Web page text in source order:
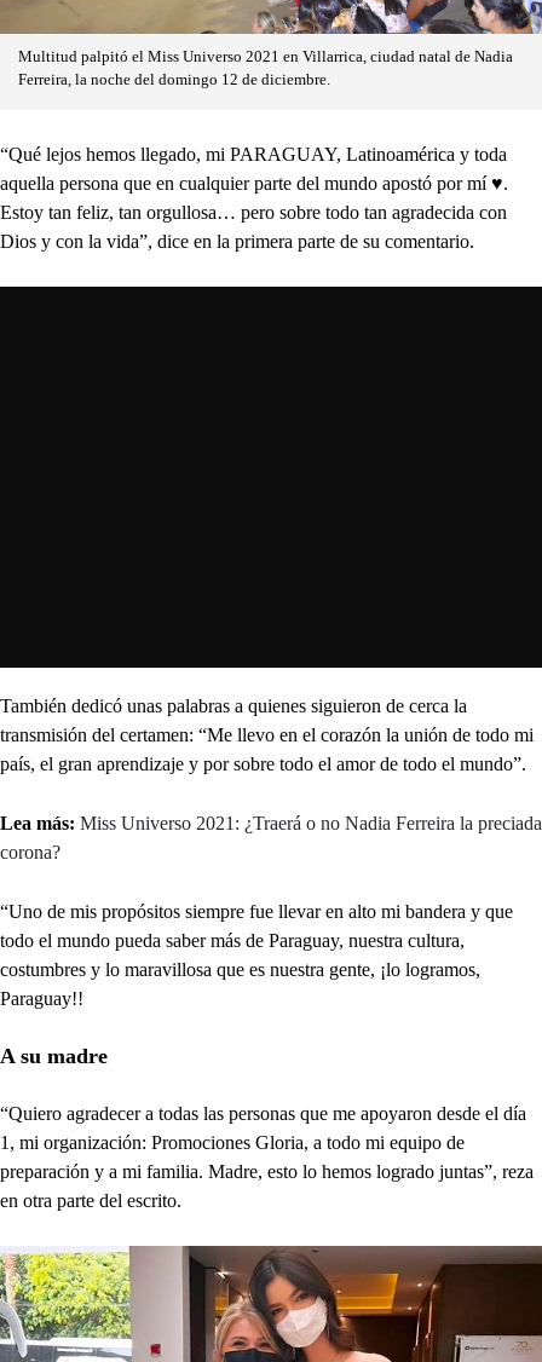
Multitud palpitó el Miss Universo 2021 en Villarrica, ciudad natal de Nadia
Ferreira, la noche del domingo 12 de diciembre.
“Qué lejos hemos llegado, mi PARAGUAY, Latinoamérica y toda
aquella persona que en cualquier parte del mundo apostó por mí ♥.
Estoy tan feliz, tan orgullosa… pero sobre todo tan agradecida con
Dios y con la vida”, dice en la primera parte de su comentario.
También dedicó unas palabras a quienes siguieron de cerca la
transmisión del certamen: “Me llevo en el corazón la unión de todo mi
país, el gran aprendizaje y por sobre todo el amor de todo el mundo”.
Lea más: Miss Universo 2021: ¿Traerá o no Nadia Ferreira la preciada
corona?
“Uno de mis propósitos siempre fue llevar en alto mi bandera y que
todo el mundo pueda saber más de Paraguay, nuestra cultura,
costumbres y lo maravillosa que es nuestra gente, ¡lo logramos,
Paraguay!!
A su madre
“Quiero agradecer a todas las personas que me apoyaron desde el día
1, mi organización: Promociones Gloria, a todo mi equipo de
preparación y a mi familia. Madre, esto lo hemos logrado juntas”, reza
en otra parte del escrito.